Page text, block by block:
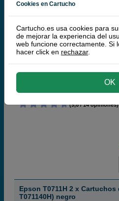
negro
(9,6 / 14 opiniones)
Epson T0711H 2 x
T071140H) negro
Cookies en Cartucho
Cartucho.es usa cookies para
de mejorar la experiencia del
web funcione correctamente. Si
hacer click en rechazar.
OK